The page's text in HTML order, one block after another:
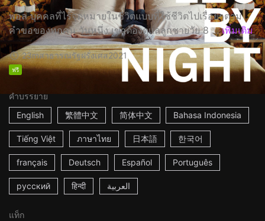
พอล บุคคลที่ไร้จุดหมายในชีวิตแบบที่ใช้ชีวิตไปเรื่อยๆตาม
คำขอของทุกคน วันหนึ่ง เขาต้องดูแลลูกชายวัย 8 ... เพิ่มเติม
23mสาธารณรัฐฝรั่งเศส2021
ฟรี
คำบรรยาย
English
繁體中文 简体中文 Bahasa Indonesia
Tiếng Việt ภาษาไทย 日本語 한국어
français Deutsch Español Português
русский हिन्दी العربية
แท็ก